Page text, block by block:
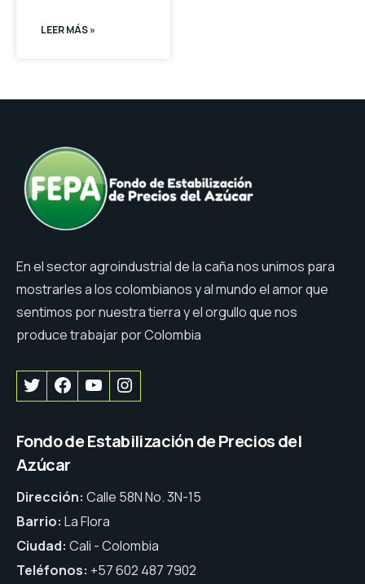
LEER MÁS »
En el sector agroindustrial de la caña nos unimos para
mostrarles a los colombianos y al mundo el amor que
sentimos por nuestra tierra y el orgullo que nos
produce trabajar por Colombia
Fondo de Estabilización de Precios del
Azúcar
Dirección: Calle 58N No. 3N-15
Barrio: La Flora
Ciudad: Cali - Colombia
Teléfonos: +57 602 487 7902